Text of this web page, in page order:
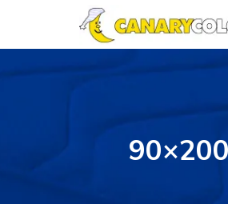
90×200